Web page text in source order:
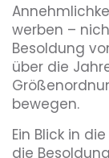
werben –
Besoldung
über die
bewegen.
Ein Blick in
die